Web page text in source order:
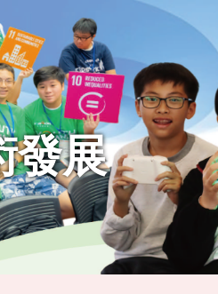
發展